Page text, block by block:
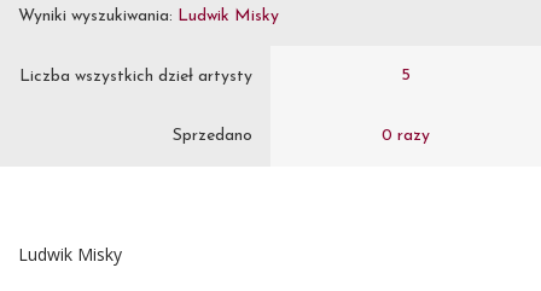
Wyniki wyszukiwania: Ludwik Misky
Liczba wszystkich dzieł artysty 5
Sprzedano 0 razy
Ludwik Misky